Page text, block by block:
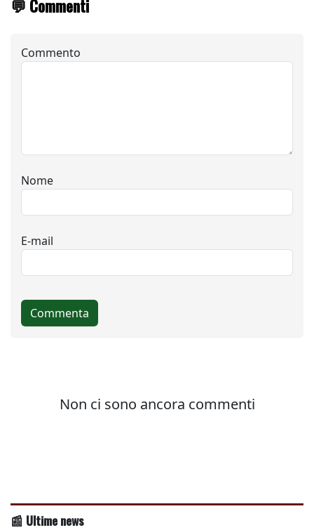
💬 Commenti
📰 Ultime news